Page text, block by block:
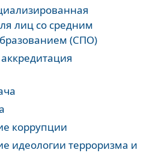
лиц со средним
(СПО)
коррупции
идеологии терроризма и